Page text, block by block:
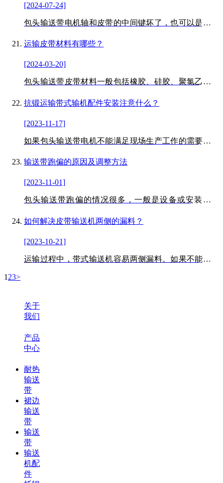
[2024-07-24]
包头输送带电机轴和皮带的中间键坏了，也可以是皮带
运输皮带材料有哪些？
[2024-03-20]
包头输送带皮带材料一般包括橡胶、硅胶、聚氯乙烯、
送带具有不同的耐心性、耐油性、耐腐蚀性、抗静电性
用品行业。
抗锻运输带式输机配件安装注意什么？
[2023-11-17]
如果包头输送带电机不能满足现场生产工作的需要，改
辊、环橡胶带摩擦太小，驱动辊空转，小材料大幅下降
送带压力水平，加上吹振动机械，方便矿物流力均匀
输送带跑偏的原因及调整方法
[2023-11-01]
包头输送带跑偏的情况很多，一般是设备或安装的问
如何解决皮带输送机两侧的漏料？
[2023-10-21]
运输过程中，带式输送机容易两侧漏料。如果不能及时
1 23>
关于
我们
产品
中心
耐热
输送
带
裙边
输送
带
输送
带
输送
机配
件